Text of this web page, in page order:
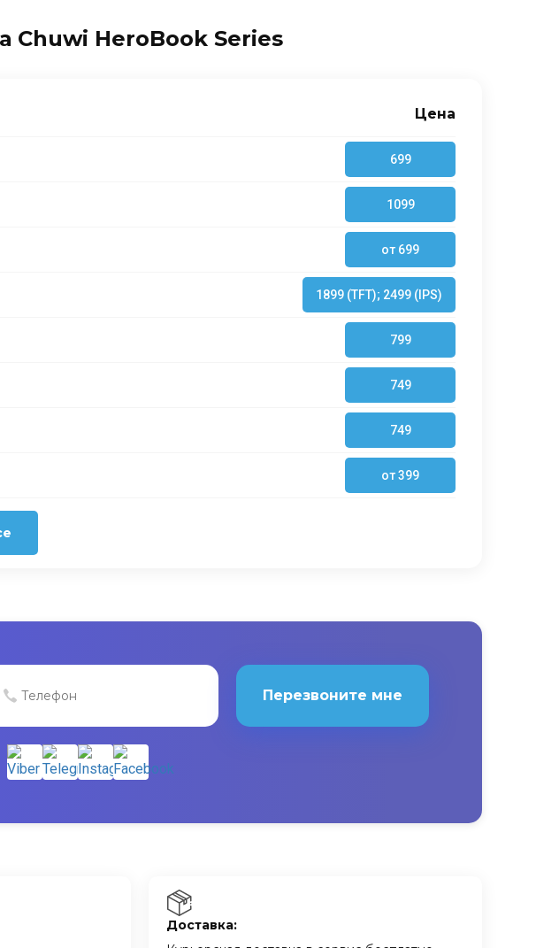
Chuwi HeroBook Series
Цена
699
1099
от 699
1899 (TFT); 2499 (IPS)
799
749
749
от 399
Перезвоните мне
Доставка: